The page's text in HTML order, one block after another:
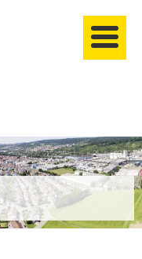
anmelden